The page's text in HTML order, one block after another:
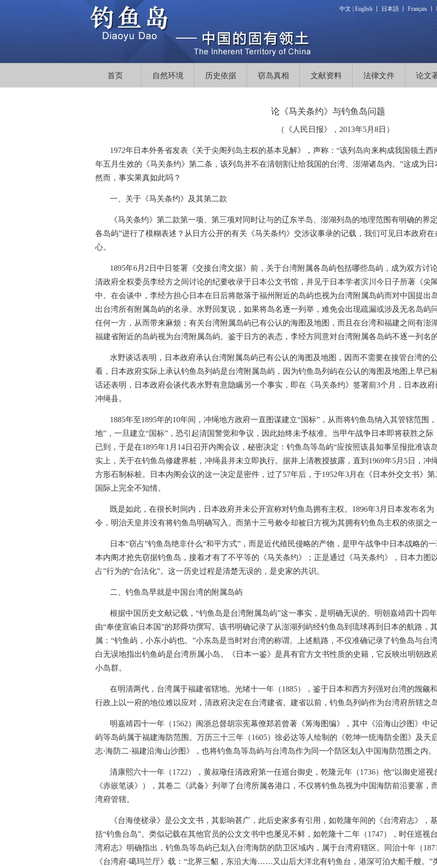
中文 English 日本語 Français
首页 自然环境 历史依据 窃岛真相 文献资料 法律文件 论文
论《马关条约》与钓鱼岛问题
（《人民日报》，2013年5月8日）
1972年日本外务省发表《关于尖阁列岛主权的基本见解》，声称：“该列岛向来构成我国领土
年五月生效的《马关条约》第二条，该列岛并不在清朝割让给我国的台湾、澎湖诸岛内。”这成为日
然而，事实果真如此吗？
一、关于《马关条约》及其第二款
《马关条约》第二款第一项、第三项对同时让与的辽东半岛、澎湖列岛的地理范围有明确的界
各岛屿”进行了模糊表述？从日方公开的有关《马关条约》交涉议事录的记载，我们可见日本政府
心。
1895年6月2日中日签署《交接台湾文据》前，关于台湾附属各岛屿包括哪些岛屿，成为双方讨
清政府全权委员李经方之间讨论的纪要收录于日本公文书馆，并见于日本学者滨川今日子所著《尖
中。在会谈中，李经方担心日本在日后将散落于福州附近的岛屿也视为台湾附属岛屿而对中国提出
出台湾所有附属岛屿的名录。水野回复说，如果将岛名逐一列举，难免会出现疏漏或涉及无名岛屿
任何一方，从而带来麻烦；有关台湾附属岛屿已有公认的海图及地图，而且在台湾和福建之间有澎
福建省附近的岛屿视为台湾附属岛屿。鉴于日方的表态，李经方同意对台湾附属各岛屿不逐一列名的
水野谈话表明，日本政府承认台湾附属岛屿已有公认的海图及地图，因而不需要在接管台湾的
看，日本政府实际上承认钓鱼岛列屿是台湾附属岛屿，因为钓鱼岛列屿在公认的海图及地图上早已
话还表明，日本政府会谈代表水野有意隐瞒另一个事实，即在《马关条约》签署前3个月，日本政
冲绳县。
1885年至1895年的10年间，冲绳地方政府一直图谋建立“国标”，从而将钓鱼岛纳入其管辖范围
地”，一旦建立“国标”，恐引起清国警觉和争议，因此始终未予核准。当甲午战争日本即将获胜之
已到，于是在1895年1月14日召开内阁会议，秘密决定：钓鱼岛等岛屿“应按照该县知事呈报批准该
实上，关于在钓鱼岛修建界桩，冲绳县并未立即执行。据井上清教授披露，直到1969年5月5日，冲
方形石制标桩。日本内阁会议的这一决定是密件，过了57年后，于1952年3月在《日本外交文书》
国际上完全不知情。
既是如此，在很长时间内，日本政府并未公开宣称对钓鱼岛拥有主权。1896年3月日本发布名
令，明治天皇并没有将钓鱼岛明确写入。而第十三号敕令却被日方视为其拥有钓鱼岛主权的依据之
日本“窃占”钓鱼岛绝非什么“和平方式”，而是近代殖民侵略的产物，是甲午战争中日本战略的
本内阁才抢先窃据钓鱼岛，接着才有了不平等的《马关条约》；正是通过《马关条约》，日本力图
占”行为的“合法化”。这一历史过程是清楚无误的，是史家的共识。
二、钓鱼岛早就是中国台湾的附属岛屿
根据中国历史文献记载，“钓鱼岛是台湾附属岛屿”这一事实，是明确无误的。明朝嘉靖四十四
由“奉使宣谕日本国”的郑舜功撰写。该书明确记录了从澎湖列屿经钓鱼岛到琉球再到日本的航路，
属：“钓鱼屿，小东小屿也。”小东岛是当时对台湾的称谓。上述航路，不仅准确记录了钓鱼岛与台
白无误地指出钓鱼屿是台湾所属小岛。《日本一鉴》是具有官方文书性质的史籍，它反映出明朝政
小岛群。
在明清两代，台湾属于福建省辖地。光绪十一年（1885），鉴于日本和西方列强对台湾的觊觎
行政上以一府的地位难以应对，清政府决定在台湾建省。建省以前，钓鱼岛列屿作为台湾府所辖之
明嘉靖四十一年（1562）闽浙总督胡宗宪幕僚郑若曾著《筹海图编》，其中《沿海山沙图》中
屿等岛屿属于福建海防范围。万历三十三年（1605）徐必达等人绘制的《乾坤一统海防全图》及天
志·海防二·福建沿海山沙图》，也将钓鱼岛等岛屿与台湾岛作为同一个防区划入中国海防范围之内。
清康熙六十一年（1722），黄叔璥任清政府第一任巡台御史，乾隆元年（1736）他“以御史巡
《赤嵌笔谈》），其卷二《武备》列举了台湾所属各港口，不仅将钓鱼岛视为中国海防前沿要塞，
湾府管辖。
《台海使槎录》是公文文书，其影响甚广，此后史家多有引用，如乾隆年间的《台湾府志》，
括“钓鱼台岛”。类似记载在其他官员的公文文书中也屡见不鲜，如乾隆十二年（1747），时任巡视
湾府志》明确指出，钓鱼岛等岛屿已划入台湾海防的防卫区域内，属于台湾府辖区。同治十年（
《台湾府·噶玛兰厅》载：“北界三貂，东沿大海……又山后大洋北有钓鱼台，港深可泊大船千艘。